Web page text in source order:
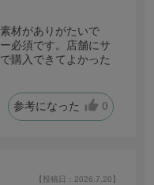
材がありがたいで
必須です。店舗にサ
購入できてよかった
参考になった 0
【投稿日：2026.7.20】